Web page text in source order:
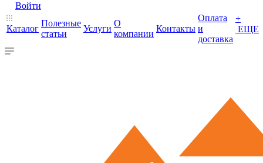
Войти
Каталог
Полезные
статьи
Услуги
О
компании
Контакты
Оплата
и
доставка
+
ЕЩЕ